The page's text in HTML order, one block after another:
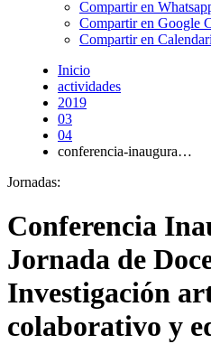
Compartir en
Compartir en Google
Compartir en
Inicio
actividades
2019
03
04
conferencia-inaugura…
Jornadas:
Conferencia
Jornada de
Investigación
colaborativo y